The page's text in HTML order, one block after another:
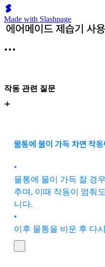
Made with Slashpage
작동 관련 질문
물통에 물이 가득 차면 작
•
물통에 물이 가득 찰 경
추며, 이때 작동이 멈춰
니다.
•
이후 물통을 비운 후 다